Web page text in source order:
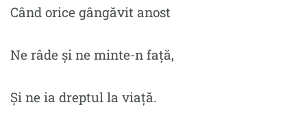
Când orice gângăvit anost
Ne râde și ne minte-n față,
Și ne ia dreptul la viață.